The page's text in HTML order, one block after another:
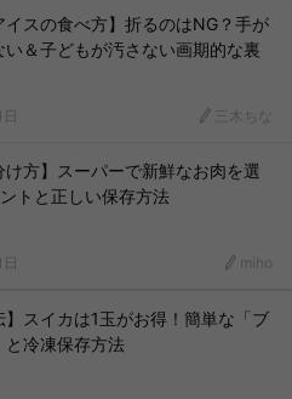
イスの食べ方】折るのはNG？手が
い＆子どもが汚さない画期的な裏
三木ちな
け方】スーパーで新鮮なお肉を選
トと正しい保存方法
miho
】スイカは1玉がお得！簡単な「ブ
と冷凍保存方法